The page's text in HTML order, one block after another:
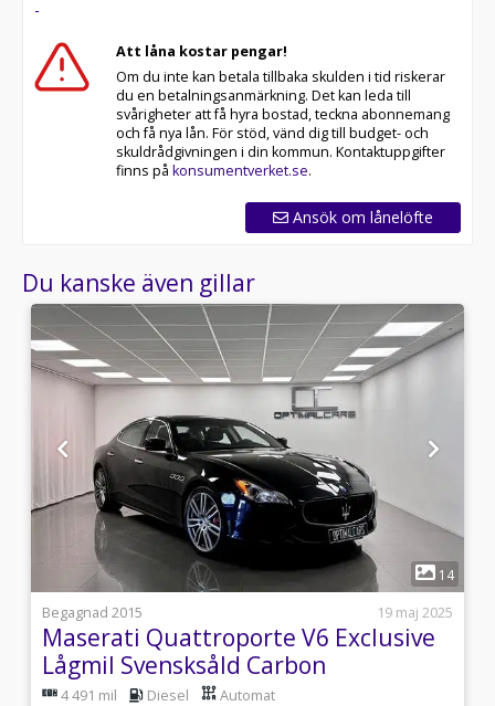
-
Att låna kostar pengar!
Om du inte kan betala tillbaka skulden i tid riskerar
du en betalningsanmärkning. Det kan leda till
svårigheter att få hyra bostad, teckna abonnemang
och få nya lån. För stöd, vänd dig till budget- och
skuldrådgivningen i din kommun. Kontaktuppgifter
finns på konsumentverket.se.
Ansök om lånelöfte
Du kanske även gillar
1
14
Begagnad 2015
19 maj 2025
Maserati Quattroporte V6 Exclusive
Lågmil Svensksåld Carbon
4 491 mil Diesel Automat